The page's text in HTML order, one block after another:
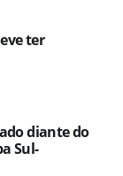
ter
diante do
Sul-